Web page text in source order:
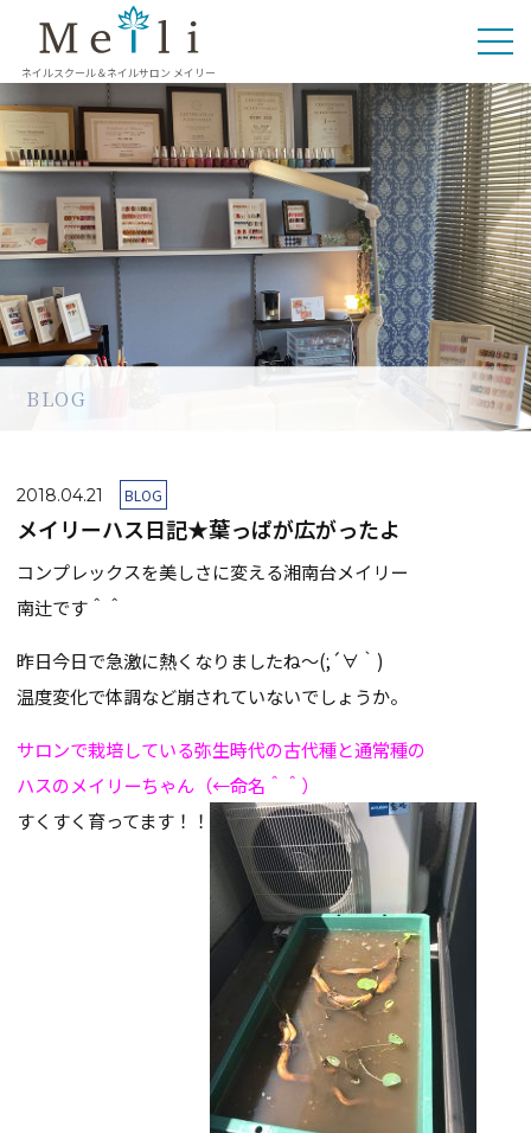
ネイルスクール＆ネイルサロン メイリー
BLOG
2018.04.21 BLOG
メイリーハス日記★葉っぱが広がったよ
コンプレックスを美しさに変える湘南台メイリー
南辻です＾＾
昨日今日で急激に熱くなりましたね～(;´∀｀)
温度変化で体調など崩されていないでしょうか。
サロンで栽培している弥生時代の古代種と通常種の
ハスのメイリーちゃん（←命名＾＾）
すくすく育ってます！！